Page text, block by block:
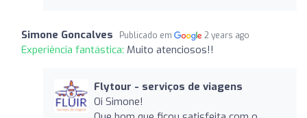
Simone Goncalves Publicado em 2 years ago
Experiência fantástica: Muito atenciosos!!
Flytour - serviços de viagens
Oi Simone!